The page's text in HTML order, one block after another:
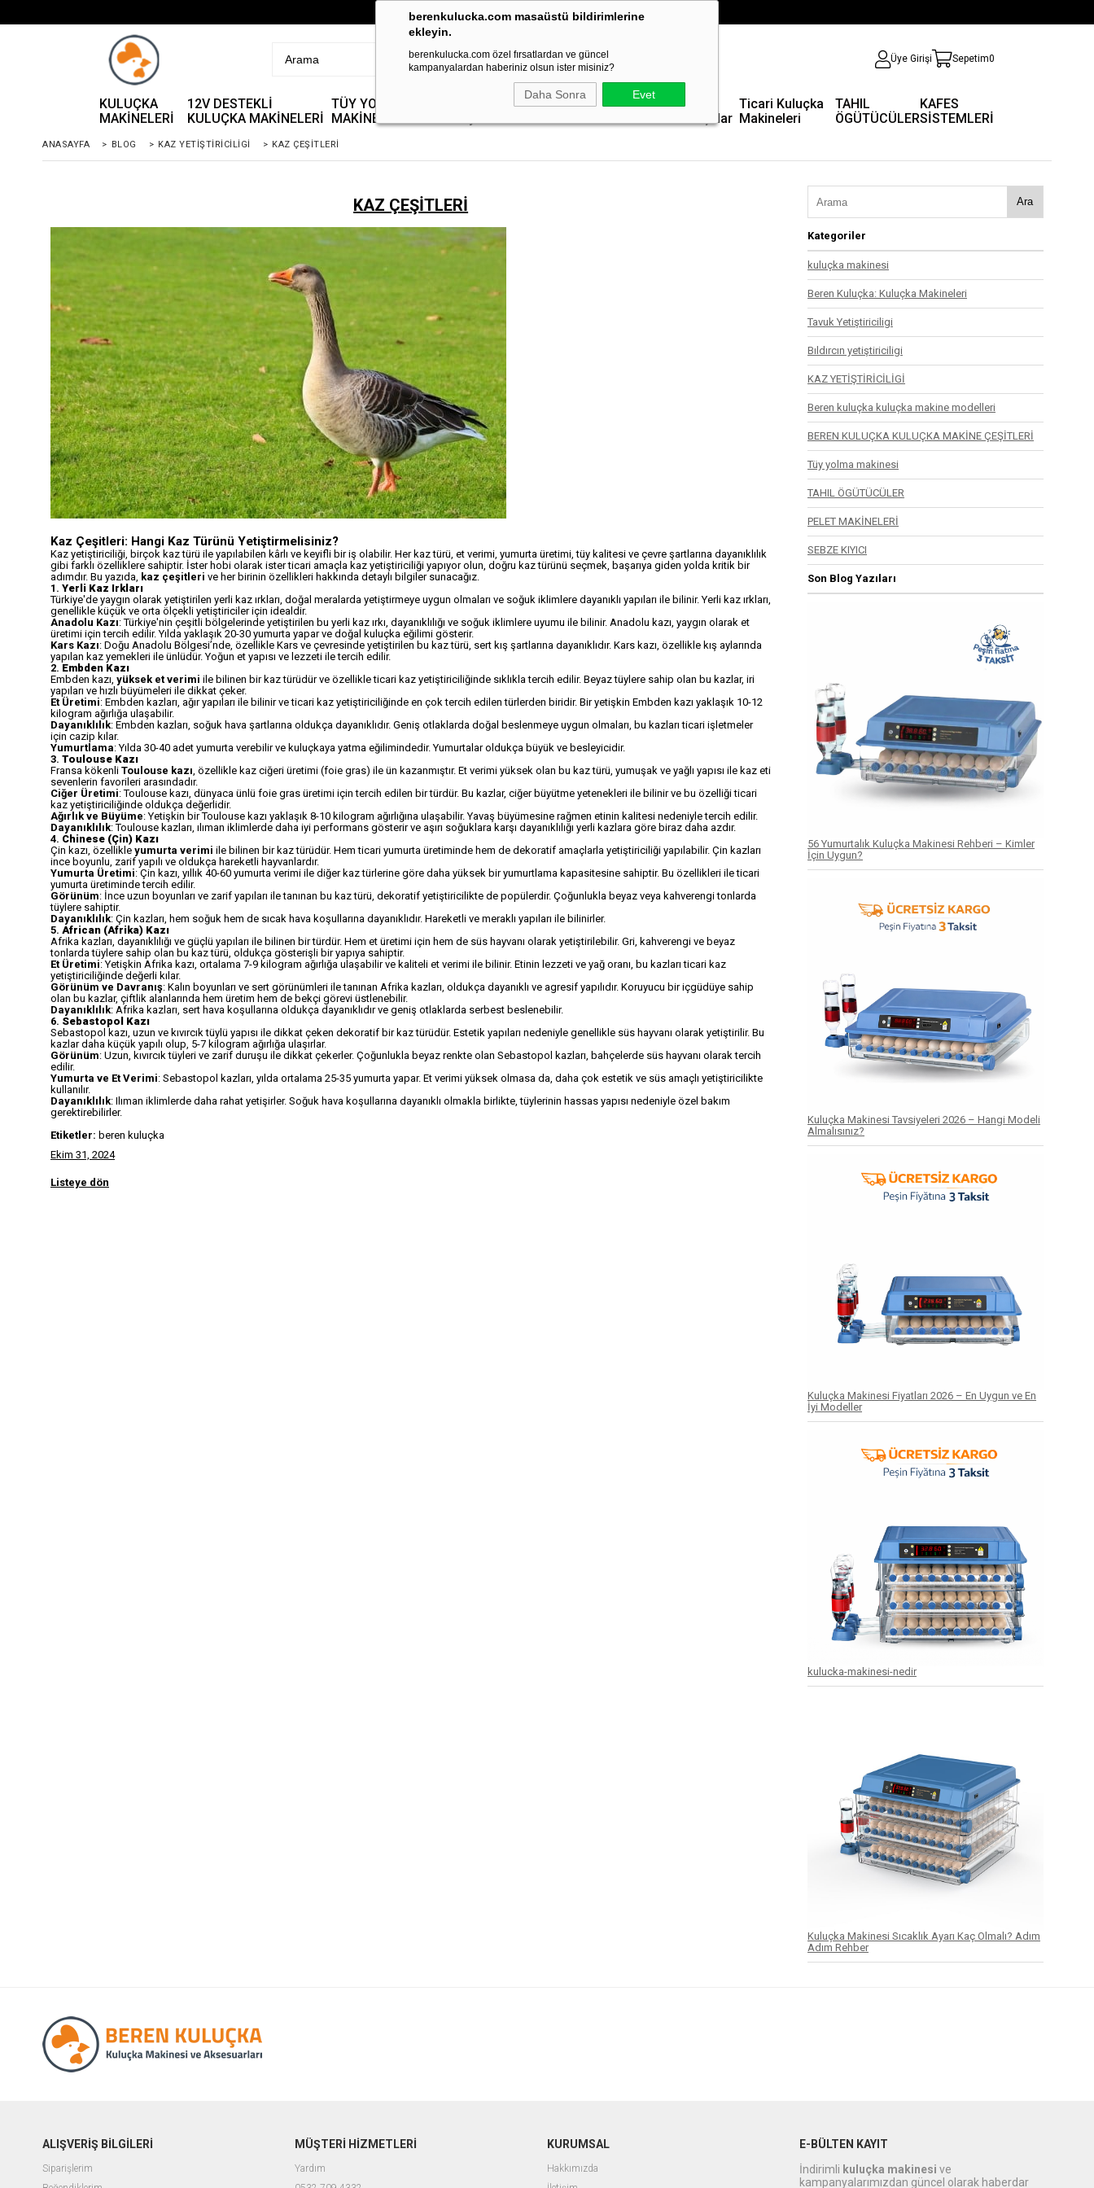
berenkulucka.com masaüstü bildirimlerine
ekleyin.
berenkulucka.com özel fırsatlardan ve güncel
kampanyalardan haberiniz olsun ister misiniz?
Daha Sonra Evet
Üye Girişi Sepetim0
KULUÇKA
MAKİNELERİ
12V DESTEKLİ
KULUÇKA MAKİNELERİ
TÜY YOLMA
MAKİNELERİ
Paslanmaz Çelik
Yem Pelet
Kümes
Yedek
Parçalar
Ticari Kuluçka
Makineleri
TAHIL
ÖGÜTÜCÜLER
KAFES
SİSTEMLERİ
ANASAYFA > BLOG > KAZ YETİŞTİRİCİLİGİ > KAZ ÇEŞİTLERİ
KAZ ÇEŞİTLERİ
Kaz Çeşitleri: Hangi Kaz Türünü Yetiştirmelisiniz?
Kaz yetiştiriciliği, birçok kaz türü ile yapılabilen kârlı ve keyifli bir iş olabilir. Her kaz türü, et verimi, yumurta üretimi, tüy kalitesi ve çevre şartlarına dayanıklılık
gibi farklı özelliklere sahiptir. İster hobi olarak ister ticari amaçla kaz yetiştiriciliği yapıyor olun, doğru kaz türünü seçmek, başarıya giden yolda kritik bir
adımdır. Bu yazıda, kaz çeşitleri ve her birinin özellikleri hakkında detaylı bilgiler sunacağız.
1. Yerli Kaz Irkları
Türkiye'de yaygın olarak yetiştirilen yerli kaz ırkları, doğal meralarda yetiştirmeye uygun olmaları ve soğuk iklimlere dayanıklı yapıları ile bilinir. Yerli kaz ırkları,
genellikle küçük ve orta ölçekli yetiştiriciler için idealdir.
Anadolu Kazı: Türkiye'nin çeşitli bölgelerinde yetiştirilen bu yerli kaz ırkı, dayanıklılığı ve soğuk iklimlere uyumu ile bilinir. Anadolu kazı, yaygın olarak et
üretimi için tercih edilir. Yılda yaklaşık 20-30 yumurta yapar ve doğal kuluçka eğilimi gösterir.
Kars Kazı: Doğu Anadolu Bölgesi’nde, özellikle Kars ve çevresinde yetiştirilen bu kaz türü, sert kış şartlarına dayanıklıdır. Kars kazı, özellikle kış aylarında
yapılan kaz yemekleri ile ünlüdür. Yoğun et yapısı ve lezzeti ile tercih edilir.
2. Embden Kazı
Embden kazı, yüksek et verimi ile bilinen bir kaz türüdür ve özellikle ticari kaz yetiştiriciliğinde sıklıkla tercih edilir. Beyaz tüylere sahip olan bu kazlar, iri
yapıları ve hızlı büyümeleri ile dikkat çeker.
Et Üretimi: Embden kazları, ağır yapıları ile bilinir ve ticari kaz yetiştiriciliğinde en çok tercih edilen türlerden biridir. Bir yetişkin Embden kazı yaklaşık 10-12
kilogram ağırlığa ulaşabilir.
Dayanıklılık: Embden kazları, soğuk hava şartlarına oldukça dayanıklıdır. Geniş otlaklarda doğal beslenmeye uygun olmaları, bu kazları ticari işletmeler
için cazip kılar.
Yumurtlama: Yılda 30-40 adet yumurta verebilir ve kuluçkaya yatma eğilimindedir. Yumurtalar oldukça büyük ve besleyicidir.
3. Toulouse Kazı
Fransa kökenli Toulouse kazı, özellikle kaz ciğeri üretimi (foie gras) ile ün kazanmıştır. Et verimi yüksek olan bu kaz türü, yumuşak ve yağlı yapısı ile kaz eti
sevenlerin favorileri arasındadır.
Ciğer Üretimi: Toulouse kazı, dünyaca ünlü foie gras üretimi için tercih edilen bir türdür. Bu kazlar, ciğer büyütme yetenekleri ile bilinir ve bu özelliği ticari
kaz yetiştiriciliğinde oldukça değerlidir.
Ağırlık ve Büyüme: Yetişkin bir Toulouse kazı yaklaşık 8-10 kilogram ağırlığına ulaşabilir. Yavaş büyümesine rağmen etinin kalitesi nedeniyle tercih edilir.
Dayanıklılık: Toulouse kazları, ılıman iklimlerde daha iyi performans gösterir ve aşırı soğuklara karşı dayanıklılığı yerli kazlara göre biraz daha azdır.
4. Chinese (Çin) Kazı
Çin kazı, özellikle yumurta verimi ile bilinen bir kaz türüdür. Hem ticari yumurta üretiminde hem de dekoratif amaçlarla yetiştiriciliği yapılabilir. Çin kazları
ince boyunlu, zarif yapılı ve oldukça hareketli hayvanlardır.
Yumurta Üretimi: Çin kazı, yıllık 40-60 yumurta verimi ile diğer kaz türlerine göre daha yüksek bir yumurtlama kapasitesine sahiptir. Bu özellikleri ile ticari
yumurta üretiminde tercih edilir.
Görünüm: İnce uzun boyunları ve zarif yapıları ile tanınan bu kaz türü, dekoratif yetiştiricilikte de popülerdir. Çoğunlukla beyaz veya kahverengi tonlarda
tüylere sahiptir.
Dayanıklılık: Çin kazları, hem soğuk hem de sıcak hava koşullarına dayanıklıdır. Hareketli ve meraklı yapıları ile bilinirler.
5. African (Afrika) Kazı
Afrika kazları, dayanıklılığı ve güçlü yapıları ile bilinen bir türdür. Hem et üretimi için hem de süs hayvanı olarak yetiştirilebilir. Gri, kahverengi ve beyaz
tonlarda tüylere sahip olan bu kaz türü, oldukça gösterişli bir yapıya sahiptir.
Et Üretimi: Yetişkin Afrika kazı, ortalama 7-9 kilogram ağırlığa ulaşabilir ve kaliteli et verimi ile bilinir. Etinin lezzeti ve yağ oranı, bu kazları ticari kaz
yetiştiriciliğinde değerli kılar.
Görünüm ve Davranış: Kalın boyunları ve sert görünümleri ile tanınan Afrika kazları, oldukça dayanıklı ve agresif yapılıdır. Koruyucu bir içgüdüye sahip
olan bu kazlar, çiftlik alanlarında hem üretim hem de bekçi görevi üstlenebilir.
Dayanıklılık: Afrika kazları, sert hava koşullarına oldukça dayanıklıdır ve geniş otlaklarda serbest beslenebilir.
6. Sebastopol Kazı
Sebastopol kazı, uzun ve kıvırcık tüylü yapısı ile dikkat çeken dekoratif bir kaz türüdür. Estetik yapıları nedeniyle genellikle süs hayvanı olarak yetiştirilir. Bu
kazlar daha küçük yapılı olup, 5-7 kilogram ağırlığa ulaşırlar.
Görünüm: Uzun, kıvırcık tüyleri ve zarif duruşu ile dikkat çekerler. Çoğunlukla beyaz renkte olan Sebastopol kazları, bahçelerde süs hayvanı olarak tercih
edilir.
Yumurta ve Et Verimi: Sebastopol kazları, yılda ortalama 25-35 yumurta yapar. Et verimi yüksek olmasa da, daha çok estetik ve süs amaçlı yetiştiricilikte
kullanılır.
Dayanıklılık: Ilıman iklimlerde daha rahat yetişirler. Soğuk hava koşullarına dayanıklı olmakla birlikte, tüylerinin hassas yapısı nedeniyle özel bakım
gerektirebilirler.
Etiketler: beren kuluçka
Ekim 31, 2024
Listeye dön
Ara
Kategoriler
kuluçka makinesi
Beren Kuluçka: Kuluçka Makineleri
Tavuk Yetiştiriciligi
Bıldırcın yetiştiriciligi
KAZ YETİŞTİRİCİLİGİ
Beren kuluçka kuluçka makine modelleri
BEREN KULUÇKA KULUÇKA MAKİNE ÇEŞİTLERİ
Tüy yolma makinesi
TAHIL ÖGÜTÜCÜLER
PELET MAKİNELERİ
SEBZE KIYICI
Son Blog Yazıları
56 Yumurtalık Kuluçka Makinesi Rehberi – Kimler
İçin Uygun?
Kuluçka Makinesi Tavsiyeleri 2026 – Hangi Modeli
Almalısınız?
Kuluçka Makinesi Fiyatları 2026 – En Uygun ve En
İyi Modeller
kulucka-makinesi-nedir
Kuluçka Makinesi Sıcaklık Ayarı Kaç Olmalı? Adım
Adım Rehber
ALIŞVERİŞ BİLGİLERİ
Siparişlerim
MÜŞTERİ HİZMETLERİ
Yardım
KURUMSAL
Hakkımızda
E-BÜLTEN KAYIT
İndirimli kuluçka makinesi ve
kampanyalarımızdan güncel olarak haberdar